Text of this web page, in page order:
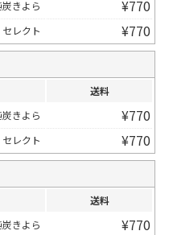
炭きよら
¥770
セレクト ¥770
送料
炭きよら
¥770
セレクト ¥770
送料
炭きよら
¥770